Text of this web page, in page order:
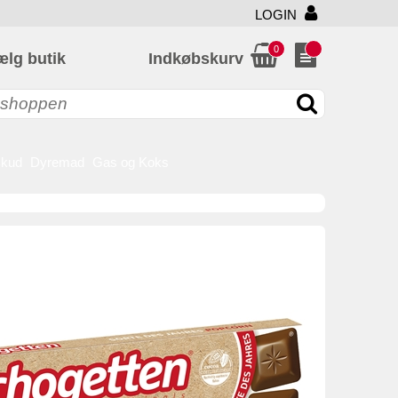
LOGIN
butik Indkøbskurv
0